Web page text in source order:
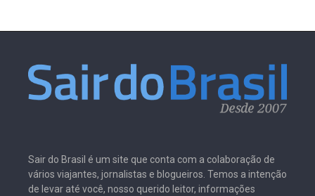
Sair do Brasil é um site que conta com a colaboração de
vários viajantes, jornalistas e blogueiros. Temos a intenção
de levar até você, nosso querido leitor, informações